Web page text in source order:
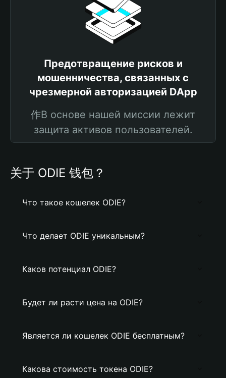
Предотвращение рисков и
мошенничества, связанных с
чрезмерной авторизацией DApp
作В основе нашей миссии лежит
защита активов пользователей.
关于 ODIE 钱包？
Что такое кошелек ODIE?
Что делает ODIE уникальным?
Каков потенциал ODIE?
Будет ли расти цена на ODIE?
Является ли кошелек ODIE бесплатным?
Какова стоимость токена ODIE?